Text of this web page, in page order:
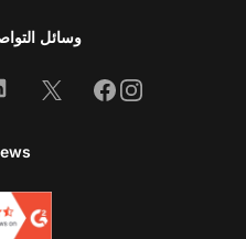
وسائل
Instagram
Facebook
X